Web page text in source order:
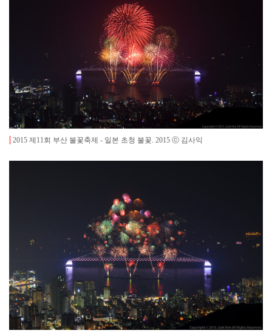
2015 제11회 부산 불꽃축제 - 일본 초청 불꽃 2015 ⓒ 김사익